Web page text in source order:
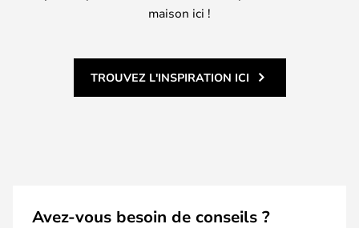
maison ici !
TROUVEZ L'INSPIRATION ICI
Avez-vous besoin de conseils ?